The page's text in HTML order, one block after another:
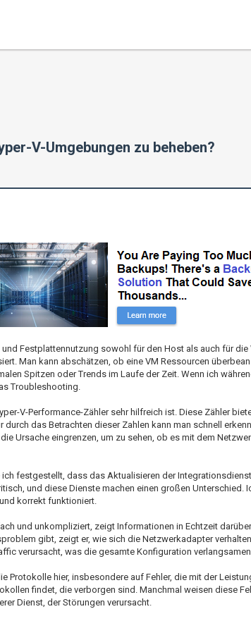
V-Umgebungen zu beheben?
Festplattennutzung sowohl für den Host als auch für die
Man kann abschätzen, ob eine VM Ressourcen
Spitzen oder Trends im Laufe der Zeit. Wenn ich
Troubleshooting.
V-Performance-Zähler sehr hilfreich ist. Diese Zähler
das Betrachten dieser Zahlen kann man schnell
Ursache eingrenzen, um zu sehen, ob es mit dem
festgestellt, dass das Aktualisieren der
und diese Dienste machen einen großen Unterschied.
korrekt funktioniert.
und unkompliziert, zeigt Informationen in Echtzeit
gibt, zeigt er, wie sich die Netzwerkadapter
verursacht, was die gesamte Konfiguration verlangsamen
Protokolle hier, insbesondere auf Fehler, die mit der
findet, die verborgen sind. Manchmal weisen diese
Dienst, der Störungen verursacht.